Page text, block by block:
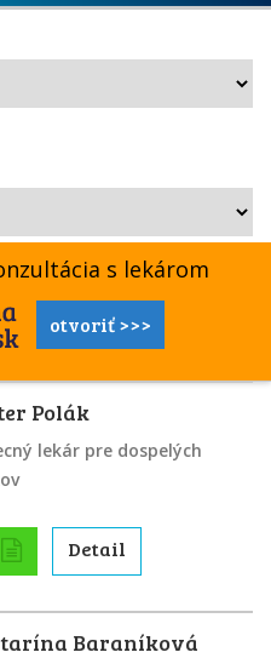
s lekárom
otvoriť >>>
Polák
lekár pre dospelých
Detail
Baraníková